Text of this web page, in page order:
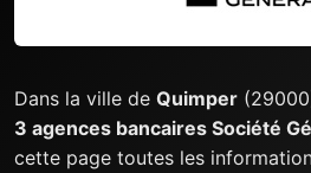
Dans la ville de Quimper
3 agences bancaires Société
cette page toutes les